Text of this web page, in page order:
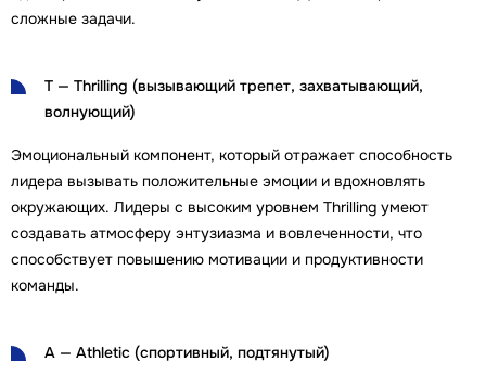
сложные задачи.
T — Thrilling (вызывающий трепет, захватывающий,
волнующий)
Эмоциональный компонент, который отражает способность
лидера вызывать положительные эмоции и вдохновлять
окружающих. Лидеры с высоким уровнем Thrilling умеют
создавать атмосферу энтузиазма и вовлеченности, что
способствует повышению мотивации и продуктивности
команды.
A — Athletic (спортивный, подтянутый)